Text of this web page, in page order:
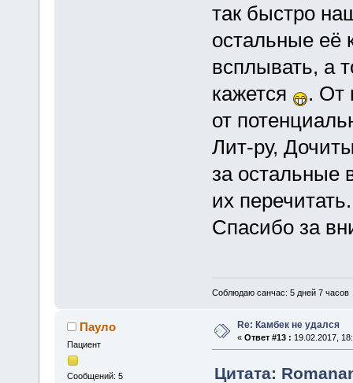
так быстро
остальные её
всплывать, а
кажется
. От
от
Лит-ру,
за остальные
их перечитать.
Спасибо за
Соблюдаю санчас: 5 дней 7 часов
Пауло
Пациент
Сообщений: 5
Re: Камбек не удался
« Ответ #13 : 19.02.2017,
Цитата: